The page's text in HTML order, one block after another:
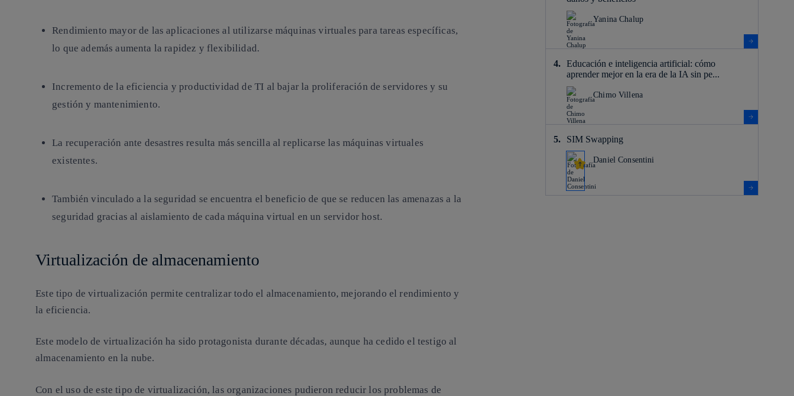
Rendimiento mayor de las aplicaciones al utilizarse máquinas virtuales para tareas específicas,
lo que además aumenta la rapidez y flexibilidad.
Incremento de la eficiencia y productividad de TI al bajar la proliferación de servidores y su
gestión y mantenimiento.
La recuperación ante desastres resulta más sencilla al replicarse las máquinas virtuales
existentes.
También vinculado a la seguridad se encuentra el beneficio de que se reducen las amenazas a la
seguridad gracias al aislamiento de cada máquina virtual en un servidor host.
Virtualización de almacenamiento
Este tipo de virtualización permite centralizar todo el almacenamiento, mejorando el rendimiento y
la eficiencia.
Este modelo de virtualización ha sido protagonista durante décadas, aunque ha cedido el testigo al
almacenamiento en la nube.
Con el uso de este tipo de virtualización, las organizaciones pudieron reducir los problemas de
Yanina Chalup
Educación e inteligencia artificial: cómo
aprender mejor en la era de la IA sin pe...
Chimo Villena
SIM Swapping
Daniel Consentini